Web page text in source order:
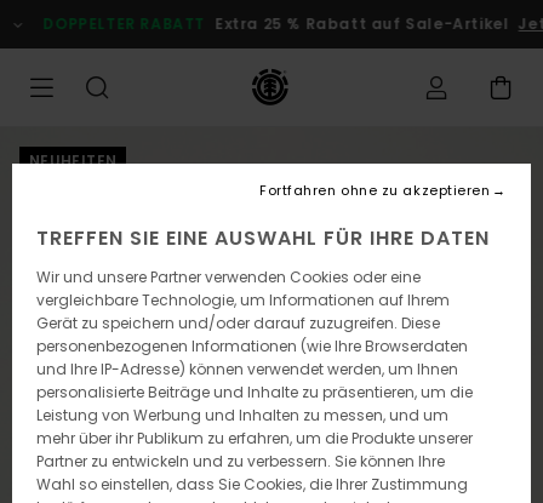
zur
Produktinformation
DOPPELTER RABATT Extra 25 % Rabatt auf Sale-Artikel
NEUHEITEN
TREFFEN SIE EINE AUSWAHL FÜR IHRE DATEN
Wir und unsere Partner verwenden Cookies oder eine
vergleichbare Technologie, um Informationen auf Ihrem
Gerät zu speichern und/oder darauf zuzugreifen. Diese
personenbezogenen Informationen (wie Ihre Browserdaten
und Ihre IP-Adresse) können verwendet werden, um Ihnen
personalisierte Beiträge und Inhalte zu präsentieren, um die
Leistung von Werbung und Inhalten zu messen, und um
mehr über ihr Publikum zu erfahren, um die Produkte unserer
Partner zu entwickeln und zu verbessern. Sie können Ihre
Wahl so einstellen, dass Sie Cookies, die Ihrer Zustimmung
Fortfahren ohne zu akzeptieren